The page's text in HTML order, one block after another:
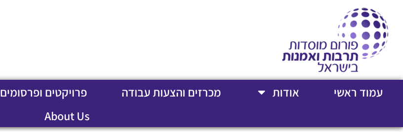
עמוד ראשי אודות מכרזים והצעות עבודה פרויקטים ופרסומים
About Us